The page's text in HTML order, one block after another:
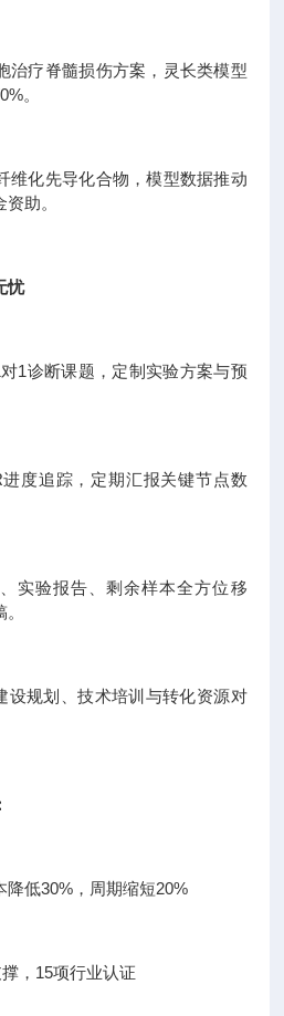
治疗脊髓损伤方案，灵长类模型
。
维化先导化合物，模型数据推动
助。
忧
1诊断课题，定制实验方案与预
度追踪，定期汇报关键节点数
实验报告、剩余样本全方位移
设规划、技术培训与转化资源对
低30%，周期缩短20%
，15项行业认证